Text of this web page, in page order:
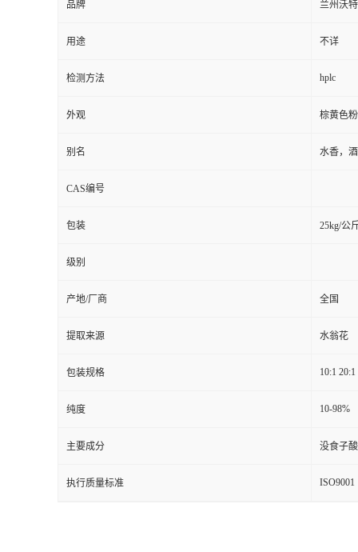
品牌 兰州沃
用途 不详
检测方法 hplc
外观 棕黄色
别名 水香，
CAS编号
包装 25kg/公
级别
产地/厂商 全国
提取来源 水翁花
包装规格 10:1 20:1
纯度 10-98%
主要成分 没食子酸
执行质量标准 ISO9001